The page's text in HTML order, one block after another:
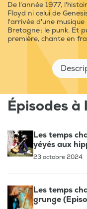
De l'année 1977,
Floyd ni celui de
l'arrivée d'une
Bretagne : le punk. Et
première, chante en
Épisodes à
Les temps
yéyés aux
23 octobre 2024
Les temps
grunge